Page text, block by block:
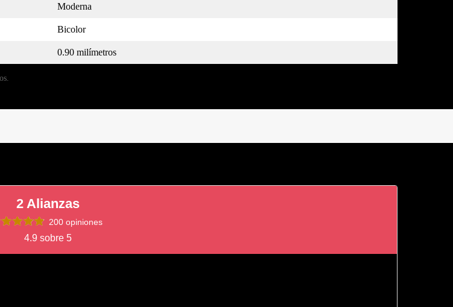
Moderna
Bicolor
0.90 milímetros
2 Alianzas
200 opiniones
4.9 sobre 5